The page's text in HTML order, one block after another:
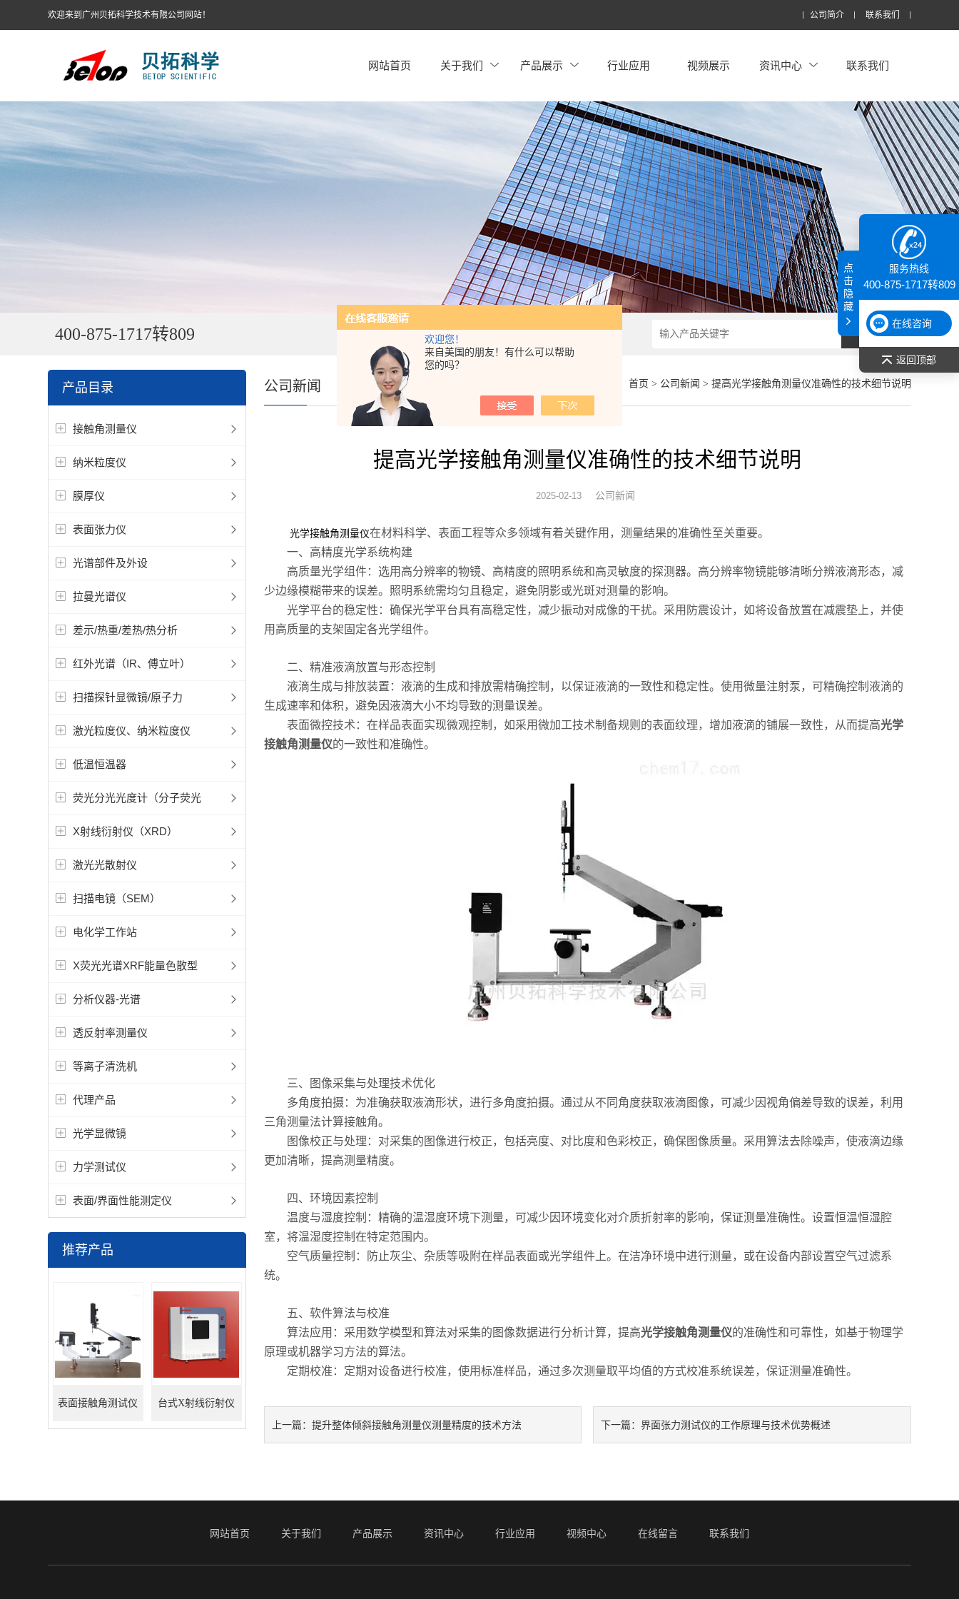
欢迎您！
来自美国的朋友！有什么可以帮助
您的吗？
欢迎来到广州贝拓科学技术有限公司网站！ 公司简介 联系我们
网站首页 关于我们 产品展示 行业应用 视频展示 资讯中心 联系我们
400-875-1717转809
产品目录
接触角测量仪
纳米粒度仪
膜厚仪
表面张力仪
光谱部件及外设
拉曼光谱仪
差示/热重/差热/热分析
红外光谱（IR、傅立叶）
扫描探针显微镜/原子力
激光粒度仪、纳米粒度仪
低温恒温器
荧光分光光度计（分子荧光
X射线衍射仪（XRD）
激光光散射仪
扫描电镜（SEM）
电化学工作站
X荧光光谱XRF能量色散型
分析仪器-光谱
透反射率测量仪
等离子清洗机
代理产品
光学显微镜
力学测试仪
表面/界面性能测定仪
推荐产品
表面接触角测试仪 台式X射线衍射仪
首页 > 公司新闻 > 提高光学接触角测量仪准确性的技术细节说明
公司新闻
提高光学接触角测量仪准确性的技术细节说明
2025-02-13 公司新闻
光学接触角测量仪在材料科学、表面工程等众多领域有着关键作用，测量结果的准确性至关重要。
一、高精度光学系统构建
高质量光学组件：选用高分辨率的物镜、高精度的照明系统和高灵敏度的探测器。高分辨率物镜能够清晰分辨液滴形态，减
少边缘模糊带来的误差。照明系统需均匀且稳定，避免阴影或光斑对测量的影响。
光学平台的稳定性：确保光学平台具有高稳定性，减少振动对成像的干扰。采用防震设计，如将设备放置在减震垫上，并使
用高质量的支架固定各光学组件。
二、精准液滴放置与形态控制
液滴生成与排放装置：液滴的生成和排放需精确控制，以保证液滴的一致性和稳定性。使用微量注射泵，可精确控制液滴的
生成速率和体积，避免因液滴大小不均导致的测量误差。
表面微控技术：在样品表面实现微观控制，如采用微加工技术制备规则的表面纹理，增加液滴的铺展一致性，从而提高光学
接触角测量仪的一致性和准确性。
三、图像采集与处理技术优化
多角度拍摄：为准确获取液滴形状，进行多角度拍摄。通过从不同角度获取液滴图像，可减少因视角偏差导致的误差，利用
三角测量法计算接触角。
图像校正与处理：对采集的图像进行校正，包括亮度、对比度和色彩校正，确保图像质量。采用算法去除噪声，使液滴边缘
更加清晰，提高测量精度。
四、环境因素控制
温度与湿度控制：精确的温湿度环境下测量，可减少因环境变化对介质折射率的影响，保证测量准确性。设置恒温恒湿腔
室，将温湿度控制在特定范围内。
空气质量控制：防止灰尘、杂质等吸附在样品表面或光学组件上。在洁净环境中进行测量，或在设备内部设置空气过滤系
统。
五、软件算法与校准
算法应用：采用数学模型和算法对采集的图像数据进行分析计算，提高光学接触角测量仪的准确性和可靠性，如基于物理学
原理或机器学习方法的算法。
定期校准：定期对设备进行校准，使用标准样品，通过多次测量取平均值的方式校准系统误差，保证测量准确性。
上一篇： 提升整体倾斜接触角测量仪测量精度的技术方法 下一篇：界面张力测试仪的工作原理与技术优势概述
网站首页 关于我们 产品展示 资讯中心 行业应用 视频中心 在线留言 联系我们
服务热线
400-875-1717转809
在线咨询
返回顶部
点
击
隐
藏